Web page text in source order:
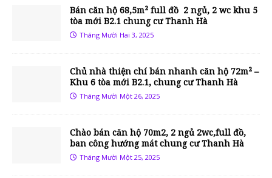
Bán căn hộ 68,5m² full đồ 2 ngủ, 2 wc khu 5
tòa mới B2.1 chung cư Thanh Hà
Tháng Mười Hai 3, 2025
Chủ nhà thiện chí bán nhanh căn hộ 72m² –
Khu 6 tòa mới B2.1, chung cư Thanh Hà
Tháng Mười Một 26, 2025
Chào bán căn hộ 70m2, 2 ngủ 2wc,full đồ,
ban công hướng mát chung cư Thanh Hà
Tháng Mười Một 25, 2025